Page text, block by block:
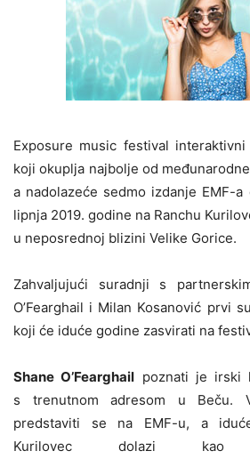
Exposure music festival
koji okuplja najbolje od
a nadolazeće sedmo izdanje EMF-
lipnja 2019. godine na Ranchu
u neposrednoj blizini Velike Gorice.
Zahvaljujući suradnji s
O’Fearghail i Milan Kosanović prvi
koji će iduće godine zasvirati na
Shane O’Fearghail poznati je irski
s trenutnom adresom u Beču.
predstaviti se na EMF-u, a
Kurilovec dolazi